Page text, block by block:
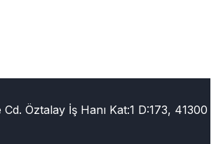
Öztalay İş Hanı Kat:1 D:173, 41300